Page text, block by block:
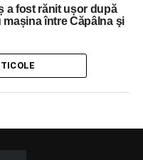
a fost rănit ușor după
între Căpâlna şi